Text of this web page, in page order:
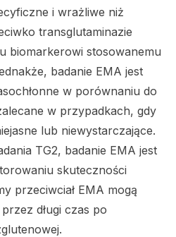
i wrażliwe niż
transglutaminazie
biomarkerowi stosowanemu
badanie EMA jest
w porównaniu do
w przypadkach, gdy
lub niewystarczające.
TG2, badanie EMA jest
skuteczności
przeciwciał EMA mogą
długi czas po